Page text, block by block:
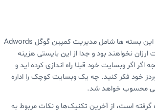
تعداد زیادی شرکت وجود دارند که بسته های سئو ماهیانه ارائه می دهند، بسیاری از این بسته ها شامل مدیریت کمپین گوگل Adwords
نخواهند بود و جدا از این بایستی هزینه
اگر اگر وبسایت خود قبلا راه اندازی کرده اید و
خود فکر کنید. چه یک وبسایت کوچک را اداره
محسوب خواهد شد.
گرفته است، از آخرین تکنیک‌ها و نکات مربوط به